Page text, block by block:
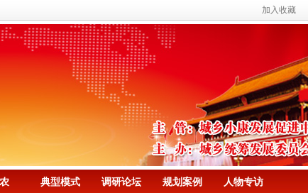
加入收藏
农 典型模式 调研论坛 规划案例 人物专访